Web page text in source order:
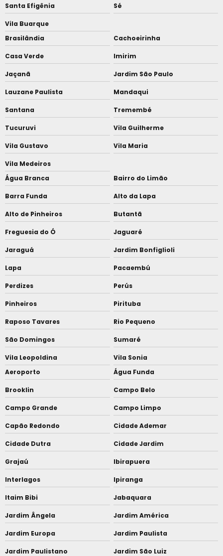
Santa Efigênia Sé
Vila Buarque
Brasilândia
Cachoeirinha
Casa Verde Imirim
Jaçanã Jardim São Paulo
Lauzane Paulista Mandaqui
Santana Tremembé
Tucuruvi Vila Guilherme
Vila Gustavo Vila Maria
Vila Medeiros
Água Branca
Bairro do Limão
Barra Funda Alto da Lapa
Alto de Pinheiros Butantã
Freguesia do Ó Jaguaré
Jaraguá Jardim Bonfiglioli
Lapa Pacaembú
Perdizes Perús
Pinheiros Pirituba
Raposo Tavares Rio Pequeno
São Domingos Sumaré
Vila Leopoldina
Vila Sonia
Aeroporto
Água Funda
Brooklin Campo Belo
Campo Grande Campo Limpo
Capão Redondo Cidade Ademar
Cidade Dutra Cidade Jardim
Grajaú Ibirapuera
Interlagos Ipiranga
Itaim Bibi Jabaquara
Jardim Ângela Jardim América
Jardim Europa Jardim Paulista
Jardim Paulistano Jardim São Luiz